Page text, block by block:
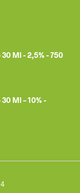
Ml - 2,5% - 750
Ml – 10% -